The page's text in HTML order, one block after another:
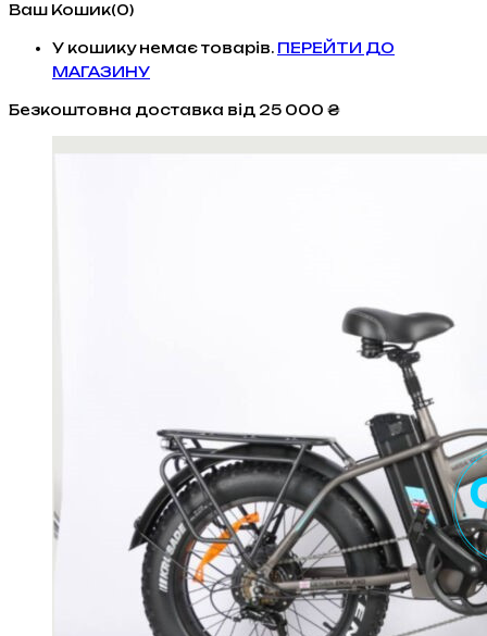
Ваш Кошик(0)
У кошику немає товарів. ПЕРЕЙТИ ДО
МАГАЗИНУ
Безкоштовна доставка від 25 000 ₴